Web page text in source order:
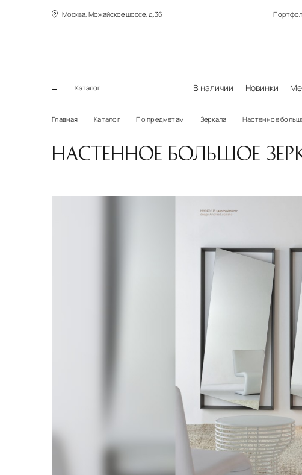
Москва, Можайское шоссе, д.36
Каталог В наличии Новинки
Главная Каталог По предметам Зеркала Настенное
НАСТЕННОЕ БОЛЬШОЕ